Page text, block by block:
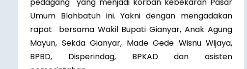
Umum Blahbatuh ini. Yakni dengan mengadakan
rapat bersama Wakil Bupati Gianyar, Anak Agung
Mayun, Sekda Gianyar, Made Gede Wisnu Wijaya,
BPBD, Disperindag, BPKAD dan asisten